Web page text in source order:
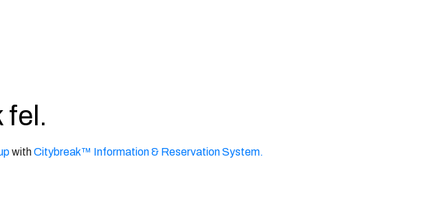
fel.
withCitybreak™ Information & Reservation System.